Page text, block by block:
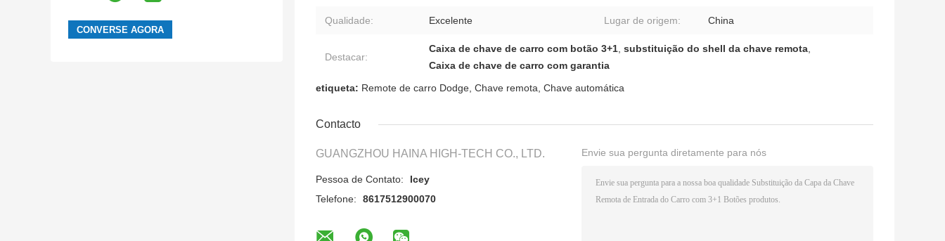
Qualidade: Excelente Lugar de origem: China
Destacar:
Caixa de chave de carro com botão 3+1, substituição do shell da chave remota,
Caixa de chave de carro com garantia
etiqueta: Remote de carro Dodge, Chave remota, Chave automática
Contacto
GUANGZHOU HAINA HIGH-TECH CO., LTD.
Pessoa de Contato:
Icey
Telefone:
8617512900070
Envie sua pergunta diretamente para nós